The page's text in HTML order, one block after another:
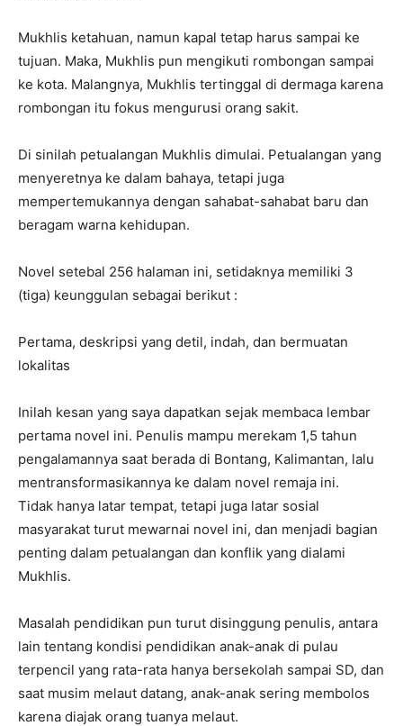
Mukhlis ketahuan, namun kapal tetap harus sampai ke
tujuan. Maka, Mukhlis pun mengikuti rombongan sampai
ke kota. Malangnya, Mukhlis tertinggal di dermaga karena
rombongan itu fokus mengurusi orang sakit.
Di sinilah petualangan Mukhlis dimulai. Petualangan yang
menyeretnya ke dalam bahaya, tetapi juga
mempertemukannya dengan sahabat-sahabat baru dan
beragam warna kehidupan.
Novel setebal 256 halaman ini, setidaknya memiliki 3
(tiga) keunggulan sebagai berikut :
Pertama, deskripsi yang detil, indah, dan bermuatan
lokalitas
Inilah kesan yang saya dapatkan sejak membaca lembar
pertama novel ini. Penulis mampu merekam 1,5 tahun
pengalamannya saat berada di Bontang, Kalimantan, lalu
mentransformasikannya ke dalam novel remaja ini.
Tidak hanya latar tempat, tetapi juga latar sosial
masyarakat turut mewarnai novel ini, dan menjadi bagian
penting dalam petualangan dan konflik yang dialami
Mukhlis.
Masalah pendidikan pun turut disinggung penulis, antara
lain tentang kondisi pendidikan anak-anak di pulau
terpencil yang rata-rata hanya bersekolah sampai SD, dan
saat musim melaut datang, anak-anak sering membolos
karena diajak orang tuanya melaut.